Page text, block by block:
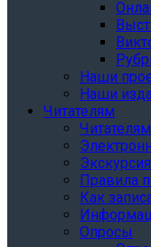
Наши
Наши
Читателям
Читателям
Правила
Как
Опросы